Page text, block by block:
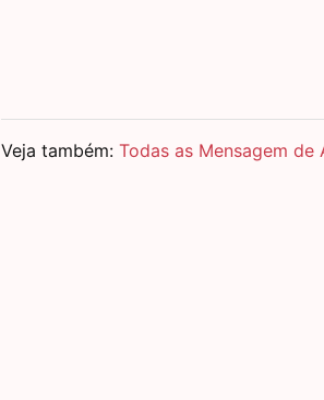
Veja também: Todas as Mensagem